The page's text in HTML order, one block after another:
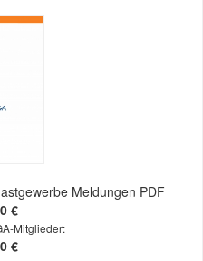
Meldungen PDF
€
Mitglieder:
€